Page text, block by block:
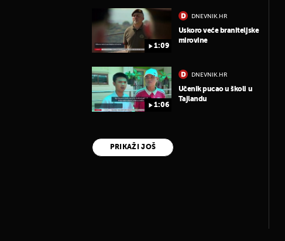
1:09
DNEVNIK.HR
Uskoro veće braniteljske
mirovine
1:06
DNEVNIK.HR
Učenik pucao u školi u
Tajlandu
PRIKAŽI JOŠ